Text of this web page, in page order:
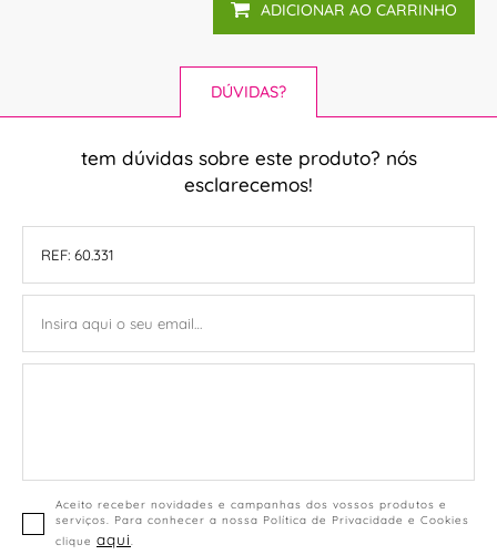
ADICIONAR AO CARRINHO
DÚVIDAS?
tem dúvidas sobre este produto? nós
esclarecemos!
Aceito receber novidades e campanhas dos vossos produtos e
serviços. Para conhecer a nossa Política de Privacidade e Cookies
clique aqui.